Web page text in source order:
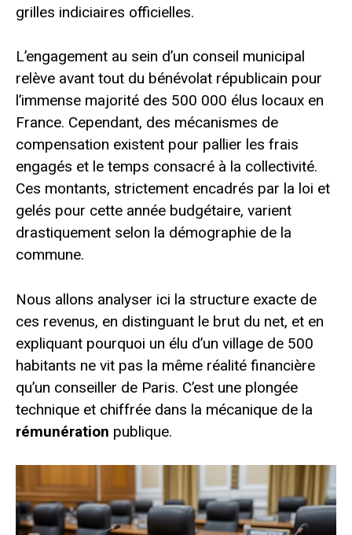
grilles indiciaires officielles.
L’engagement au sein d’un conseil municipal
relève avant tout du bénévolat républicain pour
l’immense majorité des 500 000 élus locaux en
France. Cependant, des mécanismes de
compensation existent pour pallier les frais
engagés et le temps consacré à la collectivité.
Ces montants, strictement encadrés par la loi et
gelés pour cette année budgétaire, varient
drastiquement selon la démographie de la
commune.
Nous allons analyser ici la structure exacte de
ces revenus, en distinguant le brut du net, et en
expliquant pourquoi un élu d’un village de 500
habitants ne vit pas la même réalité financière
qu’un conseiller de Paris. C’est une plongée
technique et chiffrée dans la mécanique de la
rémunération publique.